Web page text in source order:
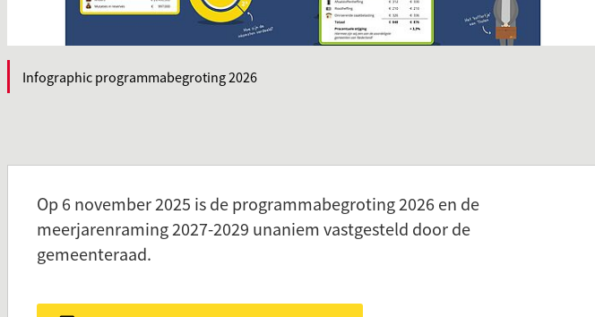
Infographic programmabegroting 2026
Op 6 november 2025 is de programmabegroting 2026 en de
meerjarenraming 2027-2029 unaniem vastgesteld door de
gemeenteraad.